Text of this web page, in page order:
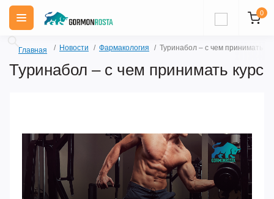
0
Главная Новости Фармакология Туринабол – с чем принимать
Туринабол – с чем принимать курс